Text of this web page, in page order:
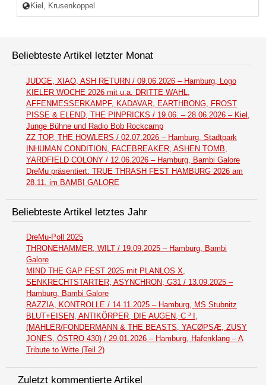
Kiel, Krusenkoppel
Beliebteste Artikel letzter Monat
JUDGE, XIAO, ASH RETURN / 09.06.2026 – Hamburg, Logo
KIELER WOCHE 2026 mit u.a. DRITTE WAHL,
AFFENMESSERKAMPF, KADAVAR, EARTHBONG, FROST
PISSE & ELEND, THE PINPRICKS / 19.06. – 28.06.2026 – Kiel,
Junge Bühne und Radio Bob Rockcamp
ZZ TOP, THE HOWLERS / 02.07.2026 – Hamburg, Stadtpark
INHUMAN CONDITION, FACEBREAKER, ASHEN TOMB,
YARDFIELD COLONY / 12.06.2026 – Hamburg, Bambi Galore
DreMu präsentiert: TRUE THRASH FEST HAMBURG 2026 am
28.11. im BAMBI GALORE
Beliebteste Artikel letztes Jahr
DreMu-Poll 2025
THRONEHAMMER, WILT / 19.09.2025 – Hamburg, Bambi
Galore
MIND THE GAP FEST 2025 mit PLANLOS X,
SENKRECHTSTARTER, ASYNCHRON, G31 / 13.09.2025 –
Hamburg, Bambi Galore
RAZZIA, KONTROLLE / 14.11.2025 – Hamburg, MS Stubnitz
BLUT+EISEN, ANTIKÖRPER, DIE AUGEN, C ³ I,
(MAHLER/FONDERMANN & THE BEASTS, YACØPSÆ, ZUSY
JONES, ÖSTRO 430) / 29.01.2026 – Hamburg, Hafenklang – A
Tribute to Witte (Teil 2)
Zuletzt kommentierte Artikel